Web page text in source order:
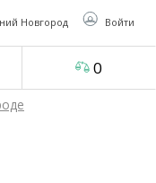
Новгород Войти
0